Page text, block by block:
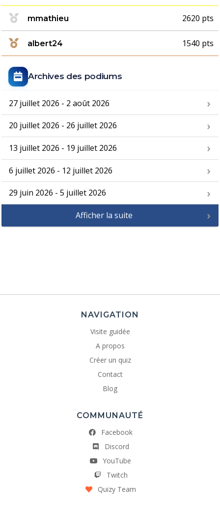
mmathieu 2620 pts
albert24 1540 pts
Archives des podiums
27 juillet 2026 - 2 août 2026
20 juillet 2026 - 26 juillet 2026
13 juillet 2026 - 19 juillet 2026
6 juillet 2026 - 12 juillet 2026
29 juin 2026 - 5 juillet 2026
Afficher la suite
NAVIGATION
Visite guidée
A propos
Créer un quiz
Contact
Blog
COMMUNAUTÉ
Facebook
Discord
YouTube
Twitch
Quizy Team